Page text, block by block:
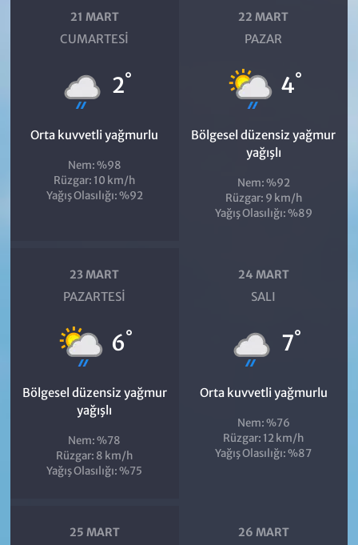
21 MART
CUMARTESI
2°
Orta kuvvetli yağmurlu
Nem: %98
Rüzgar: 10 km/h
Yağış Olasılığı: %92
22 MART
PAZAR
4°
Bölgesel düzensiz yağmur
yağışlı
Nem: %92
Rüzgar: 9 km/h
Yağış Olasılığı: %89
23 MART
PAZARTESI
6°
Bölgesel düzensiz yağmur
yağışlı
Nem: %78
Rüzgar: 8 km/h
Yağış Olasılığı: %75
24 MART
SALI
7°
Orta kuvvetli yağmurlu
Nem: %76
Rüzgar: 12 km/h
Yağış Olasılığı: %87
25 MART 26 MART